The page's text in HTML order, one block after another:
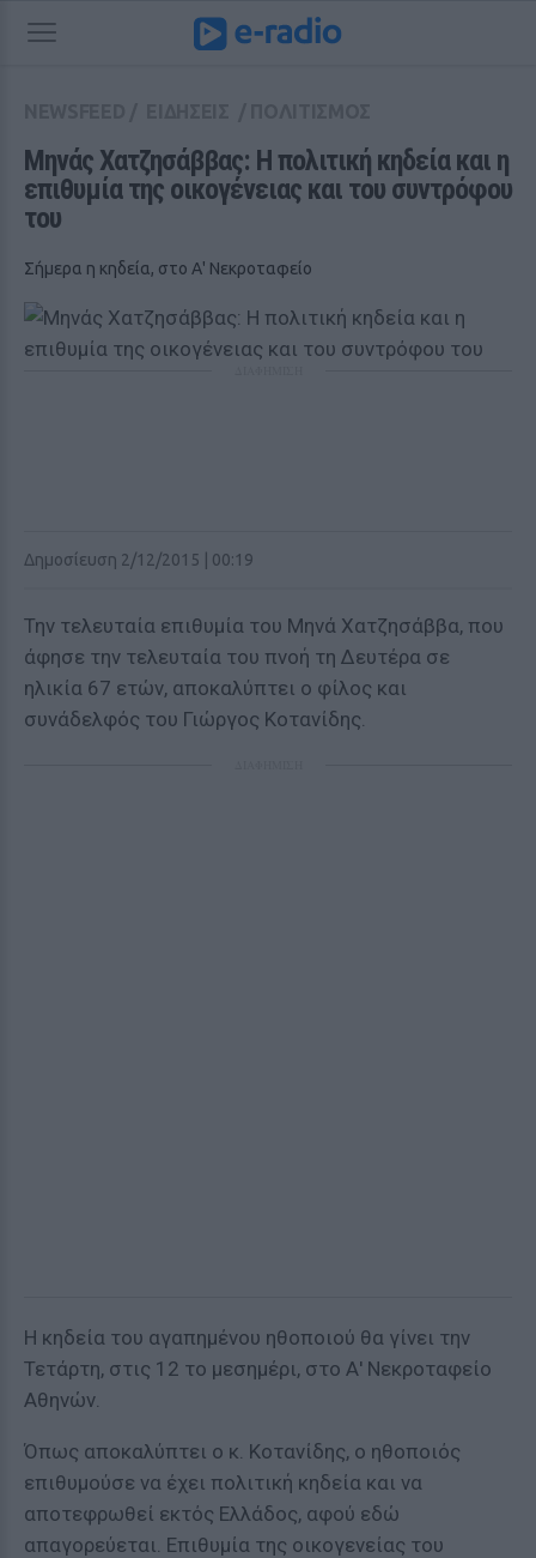
Μηνάς Χατζησάββας: Η πολιτική κηδεία και η
επιθυμία της οικογένειας και του συντρόφου
του
Σήμερα η κηδεία, στο Α' Νεκροταφείο
Δημοσίευση 2/12/2015 | 00:19
Την τελευταία επιθυμία του Μηνά Χατζησάββα, που
άφησε την τελευταία του πνοή τη Δευτέρα σε
ηλικία 67 ετών, αποκαλύπτει ο φίλος και
συνάδελφός του Γιώργος Κοτανίδης.
Η κηδεία του αγαπημένου ηθοποιού θα γίνει την
Τετάρτη, στις 12 το μεσημέρι, στο Α' Νεκροταφείο
Αθηνών.
Όπως αποκαλύπτει ο κ. Κοτανίδης, ο ηθοποιός
επιθυμούσε να έχει πολιτική κηδεία και να
αποτεφρωθεί εκτός Ελλάδος, αφού εδώ
απαγορεύεται. Επιθυμία της οικογενείας του